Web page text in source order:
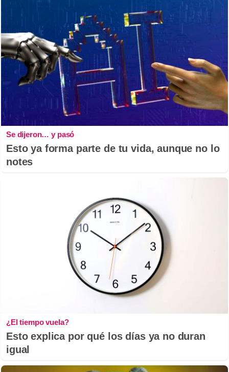
Se dijeron… y pasó
Esto ya forma parte de tu vida, aunque no lo
notes
¿El tiempo vuela?
Esto explica por qué los días ya no duran
igual